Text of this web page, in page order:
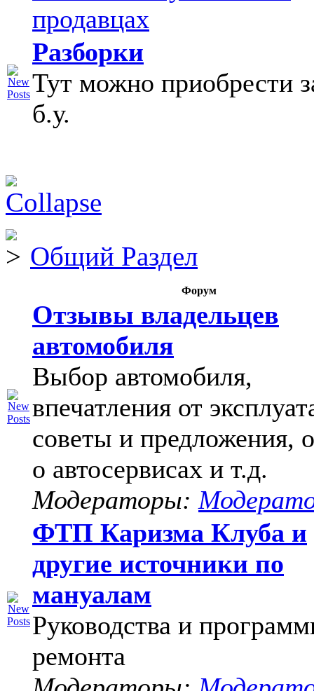
продавцах
Разборки
Тут можно приобрести
б.у.
Общий Раздел
Форум
Отзывы владельцев
автомобиля
Выбор автомобиля,
впечатления от
советы и предложения,
о автосервисах и т.д.
Модераторы:
ФТП Каризма Клуба и
другие источники по
мануалам
Руководства и
ремонта